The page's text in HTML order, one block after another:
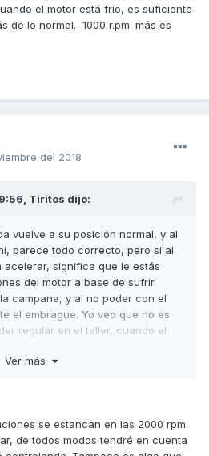
el motor está frío, es suficiente
de lo normal. 1000 r.pm. más es
del 2018
Tiritos dijo:
vuelve a su posición normal, y al
parece todo correcto, pero si al
significa que le estás
del motor a base de sufrir
campana, y al no poder con el
el embrague. Yo veo que no es
regular en el taller, cuando el
es demasiado.
Ver más
se estancan en las 2000 rpm.
de todos modos tendré en cuenta